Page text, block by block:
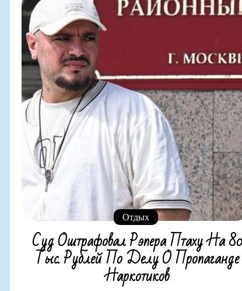
Отдых
Суд Оштрафовал Рэпера Птаху На 80
Тыс. Рублей По Делу О Пропаганде
Наркотиков